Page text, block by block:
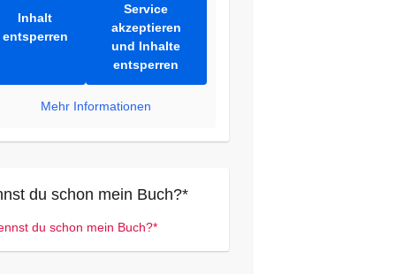
Inhalt
entsperren
Service
akzeptieren
und Inhalte
entsperren
Mehr Informationen
du schon mein Buch?*